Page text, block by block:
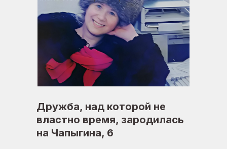
Дружба, над которой не
властно время, зародилась
на Чапыгина, 6